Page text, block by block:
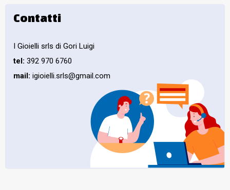
Contatti
I Gioielli srls di Gori Luigi
tel: 392 970 6760
mail: igioielli.srls@gmail.com